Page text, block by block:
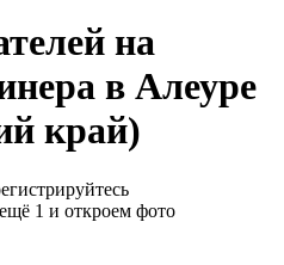
на
в Алеуре
край)
1 и откроем фото